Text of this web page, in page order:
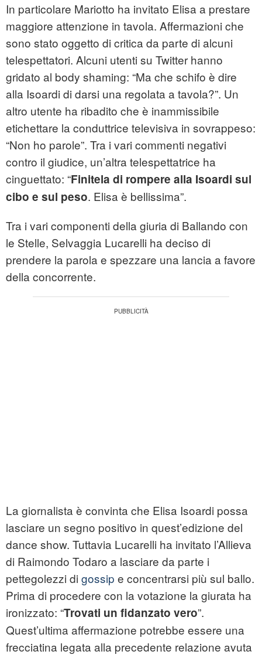
In particolare Mariotto ha invitato Elisa a prestare
maggiore attenzione in tavola. Affermazioni che
sono stato oggetto di critica da parte di alcuni
telespettatori. Alcuni utenti su Twitter hanno
gridato al body shaming: “Ma che schifo è dire
alla Isoardi di darsi una regolata a tavola?”. Un
altro utente ha ribadito che è inammissibile
etichettare la conduttrice televisiva in sovrappeso:
“Non ho parole”. Tra i vari commenti negativi
contro il giudice, un’altra telespettatrice ha
cinguettato: “Finitela di rompere alla Isoardi sul
cibo e sul peso. Elisa è bellissima”.
Tra i vari componenti della giuria di Ballando con
le Stelle, Selvaggia Lucarelli ha deciso di
prendere la parola e spezzare una lancia a favore
della concorrente.
La giornalista è convinta che Elisa Isoardi possa
lasciare un segno positivo in quest’edizione del
dance show. Tuttavia Lucarelli ha invitato l’Allieva
di Raimondo Todaro a lasciare da parte i
pettegolezzi di gossip e concentrarsi più sul ballo.
Prima di procedere con la votazione la giurata ha
ironizzato: “Trovati un fidanzato vero”.
Quest’ultima affermazione potrebbe essere una
frecciatina legata alla precedente relazione avuta